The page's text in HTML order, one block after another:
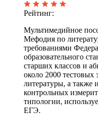
Рейтинг:
Мультимедийное
Мефодия по
требованиями
образовательного
старших классов и
около 2000
литературы, а также
контрольных
типологии,
ЕГЭ.